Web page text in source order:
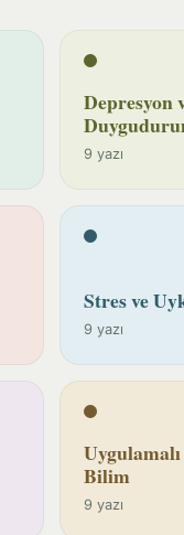
Depresyon
9 yazı
Stres ve
9 yazı
Bilim
9 yazı